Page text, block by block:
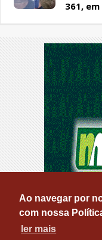
Ao navegar por
com nossa
ler mais
361,